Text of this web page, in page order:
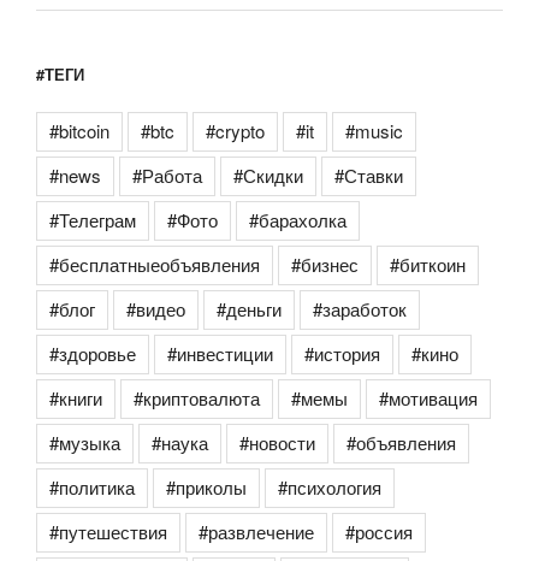
#ТЕГИ
#bitcoin #btc #crypto #it
#music
#news
#Работа #Скидки
#Ставки
#Телеграм
#Фото
#барахолка
#бесплатныеобъявления
#бизнес
#биткоин
#блог
#видео #деньги
#заработок
#здоровье
#инвестиции #история
#кино
#книги
#криптовалюта #мемы
#мотивация
#музыка
#наука #новости
#объявления
#политика
#приколы
#психология
#путешествия
#развлечение
#россия